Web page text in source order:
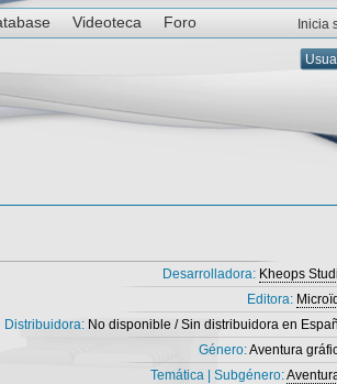
Videoteca Foro
Desarrolladora: Kheops
Editora:
Distribuidora: No disponible / Sin distribuidora en
Género:Aventura
Temática | Subgénero:
Inicia